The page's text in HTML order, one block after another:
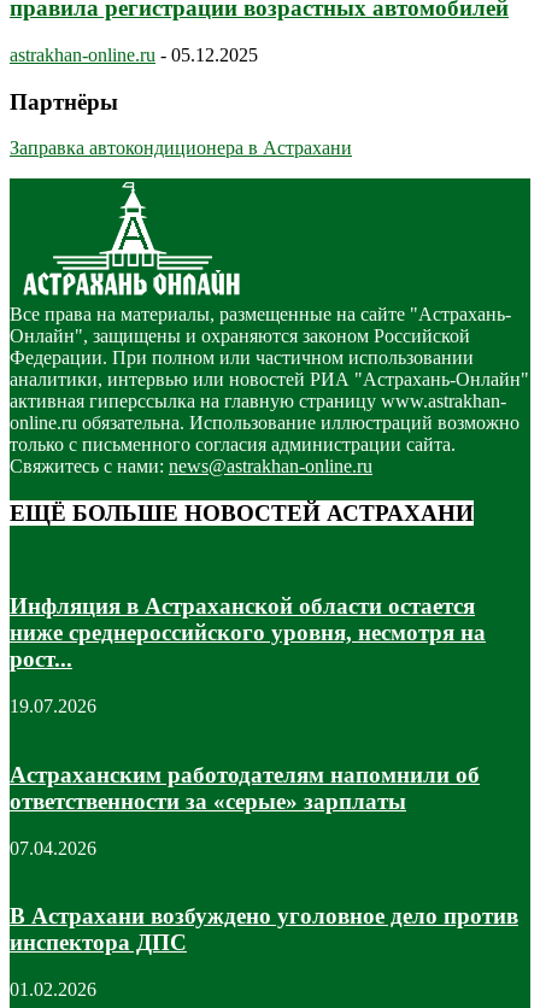
правила регистрации возрастных автомобилей
astrakhan-online.ru - 05.12.2025
Партнёры
Заправка автокондиционера в Астрахани
Все права на материалы, размещенные на сайте "Астрахань-
Онлайн", защищены и охраняются законом Российской
Федерации. При полном или частичном использовании
аналитики, интервью или новостей РИА "Астрахань-Онлайн"
активная гиперссылка на главную страницу www.astrakhan-
online.ru обязательна. Использование иллюстраций возможно
только с письменного согласия администрации сайта.
Свяжитесь с нами: news@astrakhan-online.ru
ЕЩЁ БОЛЬШЕ НОВОСТЕЙ АСТРАХАНИ
Инфляция в Астраханской области остается
ниже среднероссийского уровня, несмотря на
рост...
19.07.2026
Астраханским работодателям напомнили об
ответственности за «серые» зарплаты
07.04.2026
В Астрахани возбуждено уголовное дело против
инспектора ДПС
01.02.2026